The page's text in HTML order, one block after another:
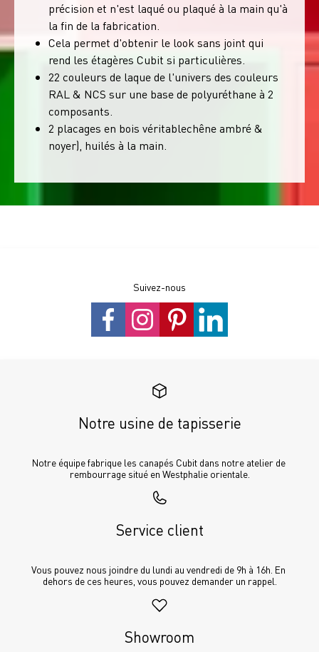
précision et n'est laqué ou plaqué à la main qu'à
la fin de la fabrication.
Cela permet d'obtenir le look sans joint qui
rend les étagères Cubit si particulières.
22 couleurs de laque de l'univers des couleurs
RAL & NCS sur une base de polyuréthane à 2
composants.
2 placages en bois véritablechêne ambré &
noyer), huilés à la main.
Suivez-nous
Notre usine de tapisserie
Notre équipe fabrique les canapés Cubit dans notre atelier de
rembourrage situé en Westphalie orientale.
Service client
Vous pouvez nous joindre du lundi au vendredi de 9h à 16h. En
dehors de ces heures, vous pouvez demander un rappel.
Showroom